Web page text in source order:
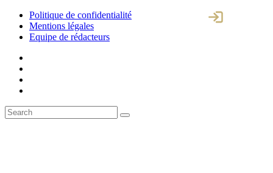
Politique de confidentialité
Mentions légales
Equipe de rédacteurs